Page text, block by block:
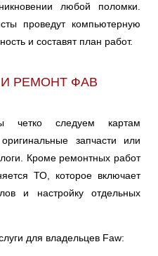
любой поломки.
проведут компьютерную
и составят план работ.
РЕМОНТ ФАВ
следуем картам
запчасти или
Кроме ремонтных работ
ТО, которое включает
и настройку отдельных
для владельцев Faw: